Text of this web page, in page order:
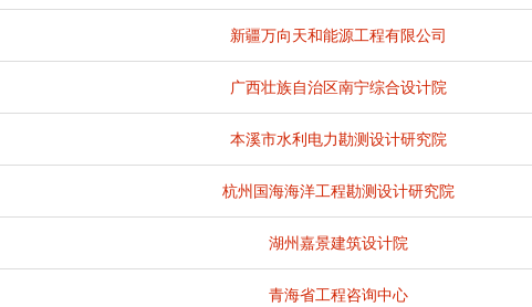
新疆万向天和能源工程有限公司
广西壮族自治区南宁综合设计院
本溪市水利电力勘测设计研究院
杭州国海海洋工程勘测设计研究院
湖州嘉景建筑设计院
青海省工程咨询中心